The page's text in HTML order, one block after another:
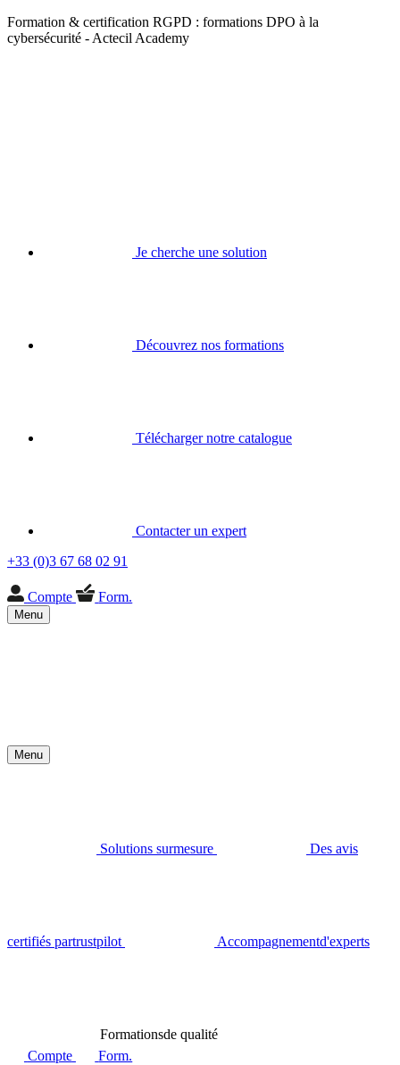
Formation & certification RGPD : formations DPO à la
cybersécurité - Actecil Academy
Je cherche une solution
Découvrez nos formations
Télécharger notre catalogue
Contacter un expert
+33 (0)3 67 68 02 91
Compte Form.
Menu
Menu
Solutions surmesure Des avis
certifiés partrustpilot Accompagnementd'experts
Formationsde qualité
Compte
Form.